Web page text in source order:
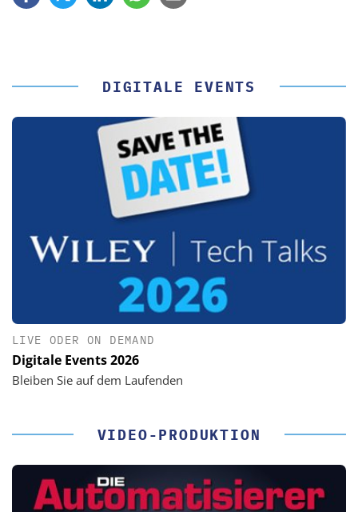
DIGITALE EVENTS
LIVE ODER ON DEMAND
Digitale Events 2026
Bleiben Sie auf dem Laufenden
VIDEO-PRODUKTION